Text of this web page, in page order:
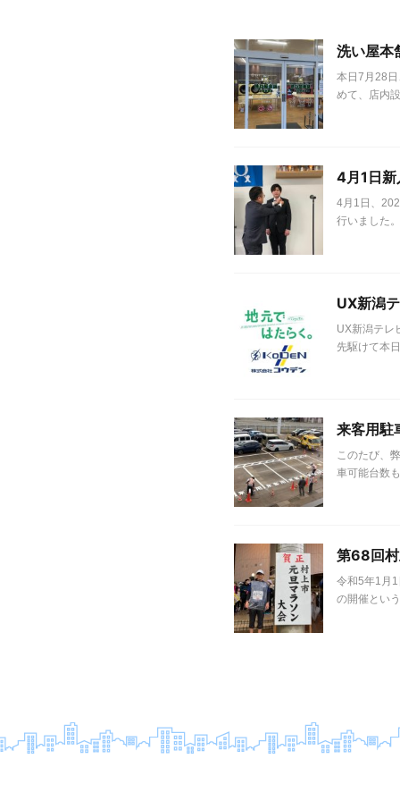
洗い屋本
本日7月28
めて、店内
4月1日新
4月1日、
行いました
UX新潟
UX新潟テレ
先駆けて本
来客用駐
このたび、
車可能台数
第68回村
令和5年1月
の開催とい